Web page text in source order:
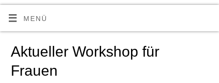
MENÜ
Aktueller Workshop für
Frauen